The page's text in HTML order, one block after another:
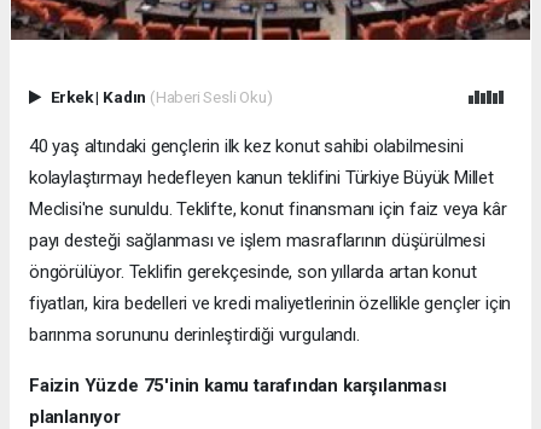
Erkek| Kadın (Haberi Sesli Oku)
40 yaş altındaki gençlerin ilk kez konut sahibi olabilmesini
kolaylaştırmayı hedefleyen kanun teklifini Türkiye Büyük Millet
Meclisi'ne sunuldu. Teklifte, konut finansmanı için faiz veya kâr
payı desteği sağlanması ve işlem masraflarının düşürülmesi
öngörülüyor. Teklifin gerekçesinde, son yıllarda artan konut
fiyatları, kira bedelleri ve kredi maliyetlerinin özellikle gençler için
barınma sorununu derinleştirdiği vurgulandı.
Faizin Yüzde 75'inin kamu tarafından karşılanması
planlanıyor